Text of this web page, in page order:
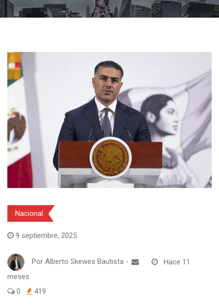
Nacional
9 septiembre, 2025
Por Alberto Skewes Bautista -
Hace 11
meses
0
419